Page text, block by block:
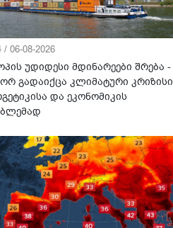
/ 06-08-2026
უდიდესი მდინარეები შრება -
გადაიქცა კლიმატური კრიზისი
და ეკონომიკის